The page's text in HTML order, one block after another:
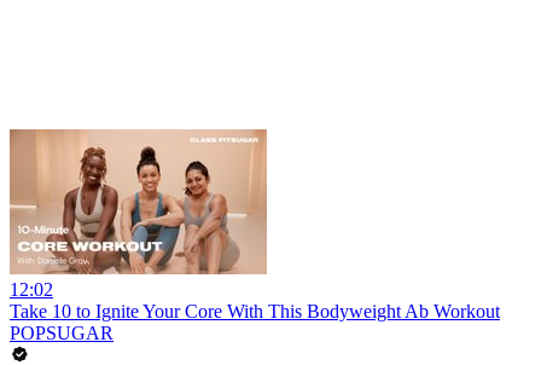
12:02
Take 10 to Ignite Your Core With This Bodyweight Ab Workout
POPSUGAR